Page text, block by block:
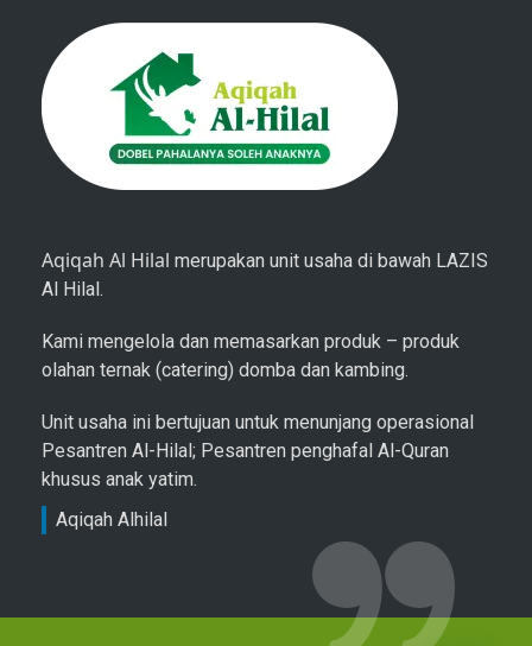
Aqiqah Al Hilal merupakan unit usaha di bawah LAZIS
Al Hilal.
Kami mengelola dan memasarkan produk – produk
olahan ternak (catering) domba dan kambing.
Unit usaha ini bertujuan untuk menunjang operasional
Pesantren Al-Hilal; Pesantren penghafal Al-Quran
khusus anak yatim.
Aqiqah Alhilal